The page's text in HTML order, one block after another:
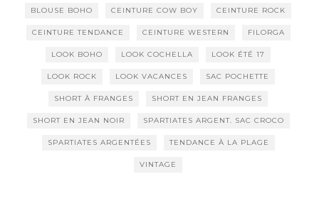
BLOUSE BOHO CEINTURE COW BOY CEINTURE ROCK
CEINTURE TENDANCE CEINTURE WESTERN FILORGA
LOOK BOHO LOOK COCHELLA LOOK ÉTÉ 17
LOOK ROCK LOOK VACANCES SAC POCHETTE
SHORT À FRANGES SHORT EN JEAN FRANGES
SHORT EN JEAN NOIR SPARTIATES ARGENT. SAC CROCO
SPARTIATES ARGENTÉES TENDANCE À LA PLAGE
VINTAGE